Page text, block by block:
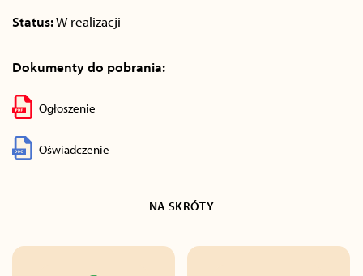
Status:W realizacji
Dokumenty do pobrania:
Ogłoszenie
Oświadczenie
NA SKRÓTY